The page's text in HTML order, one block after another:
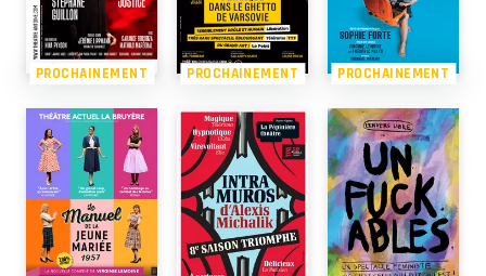
PROCHAINEMENT PROCHAINEMENT PROCHAINEMENT